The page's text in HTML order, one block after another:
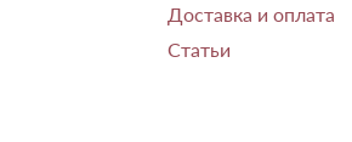
Доставка и оплата
Статьи